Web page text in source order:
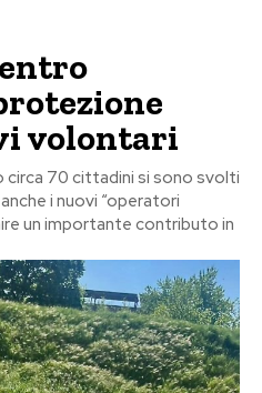
volontari
circa 70 cittadini si sono svolti
i nuovi “operatori
un importante contributo in